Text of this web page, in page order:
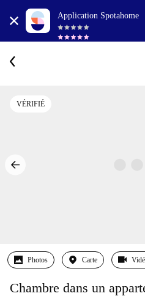
Application Spotahome
VÉRIFIÉ
Photos Carte
Chambre dans un